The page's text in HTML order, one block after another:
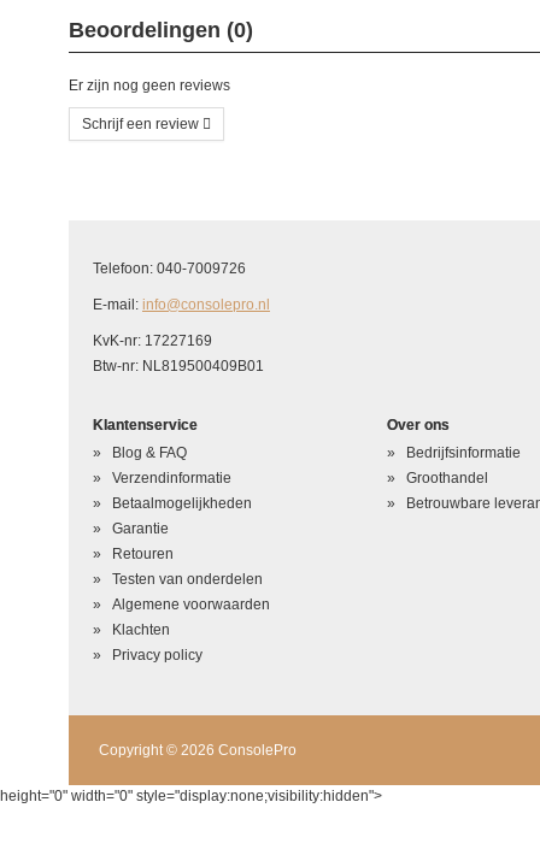
Beoordelingen (0)
Er zijn nog geen reviews
Schrijf een review
Hoe waardeert u dit product?
Uw beoordeling in één zin
*
Beoordeling
Telefoon: 040-7009726
E-mail: info@consolepro.nl
KvK-nr: 17227169
Btw-nr: NL819500409B01
Klantenservice
Blog & FAQ
Verzendinformatie
Betaalmogelijkheden
Garantie
Retouren
Testen van onderdelen
Algemene voorwaarden
Klachten
Privacy policy
Over ons
Bedrijfsinformatie
Groothandel
Betrouwbare
Copyright © 2026 ConsolePro
height="0" width="0" style="display:none;visibility:hidden">